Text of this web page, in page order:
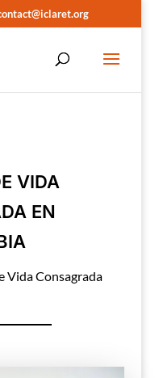
VIDA
EN
Vida Consagrada